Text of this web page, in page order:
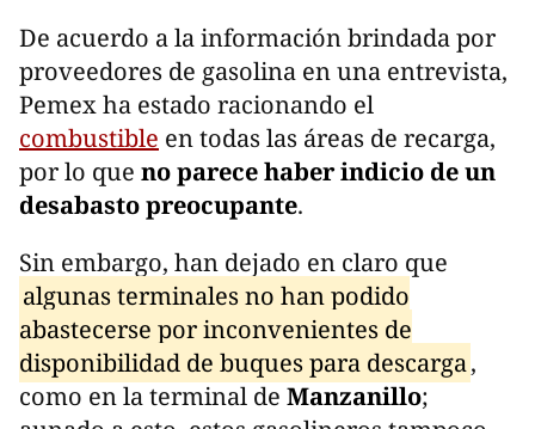
De acuerdo a la información brindada por
proveedores de gasolina en una entrevista,
Pemex ha estado racionando el
combustible en todas las áreas de recarga,
por lo que no parece haber indicio de un
desabasto preocupante.
Sin embargo, han dejado en claro que
algunas terminales no han podido
abastecerse por inconvenientes de
disponibilidad de buques para descarga,
como en la terminal de Manzanillo;